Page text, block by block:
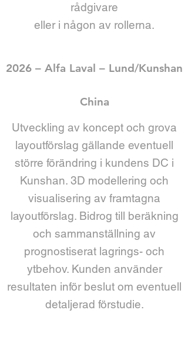
rådgivare
eller i någon av rollerna.
2026 – Alfa Laval – Lund/Kunshan
China
Utveckling av koncept och grova
layoutförslag gällande eventuell
större förändring i kundens DC i
Kunshan. 3D modellering och
visualisering av framtagna
layoutförslag. Bidrog till beräkning
och sammanställning av
prognostiserat lagrings- och
ytbehov. Kunden använder
resultaten inför beslut om eventuell
detaljerad förstudie.